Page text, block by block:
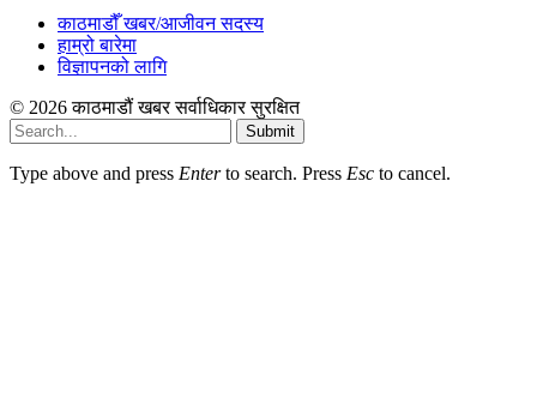
काठमाडौँ खबर/आजीवन सदस्य
हाम्रो बारेमा
विज्ञापनको लागि
© 2026 काठमाडौं खबर सर्वाधिकार सुरक्षित
Submit
Type above and press Enterto search. Press Esc to cancel.